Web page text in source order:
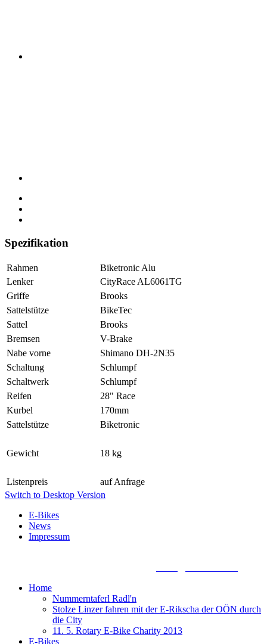
Spezifikation
Rahmen
Biketronic Alu
Lenker
CityRace AL6061TG
Griffe
Brooks
Sattelstütze
BikeTec
Sattel
Brooks
Bremsen
V-Brake
Nabe vorne
Shimano DH-2N35
Schaltung
Schlumpf
Schaltwerk
Schlumpf
Reifen
28" Race
Kurbel
170mm
Sattelstütze
Biketronic
Gewicht 18 kg
Listenpreis
auf Anfrage
Switch to Desktop Version
E-Bikes
News
Impressum
Home
Nummerntaferl Radl'n
Stolze Linzer fahren mit der E-Rikscha der OÖN durch
die City
11. 5. Rotary E-Bike Charity 2013
E-Bikes